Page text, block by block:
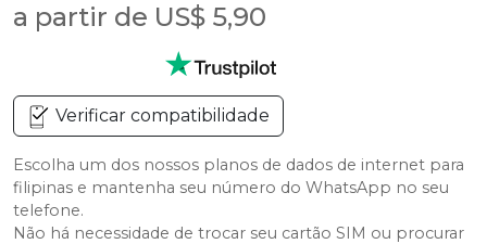
a partir de US$ 5,90
Verificar compatibilidade
Escolha um dos nossos planos de dados de internet para
filipinas e mantenha seu número do WhatsApp no seu
telefone.
Não há necessidade de trocar seu cartão SIM ou procurar